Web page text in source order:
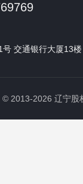
交通银行大厦13楼
© 2013-2026 辽宁